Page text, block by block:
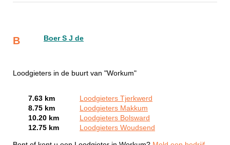
B Boer S J de
Loodgieters in de buurt van "Workum"
7.63 km
Loodgieters Tjerkwerd
8.75 km
Loodgieters Makkum
10.20 km
Loodgieters Bolsward
12.75 km
Loodgieters Woudsend